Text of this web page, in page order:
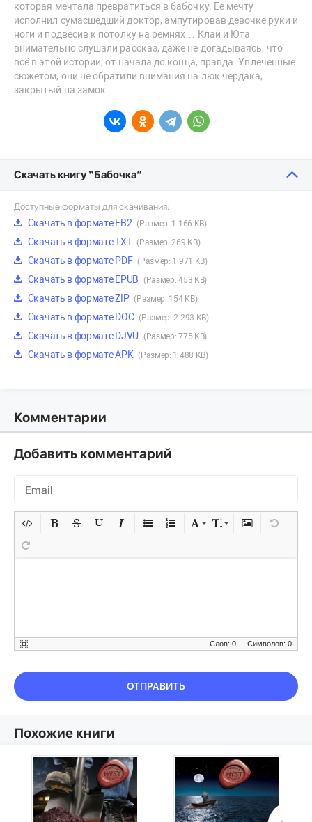
которая мечтала превратиться в бабочку. Ее мечту
исполнил сумасшедший доктор, ампутировав девочке руки и
ноги и подвесив к потолку на ремнях… Клай и Юта
внимательно слушали рассказ, даже не догадываясь, что
всё в этой истории, от начала до конца, правда. Увлеченные
сюжетом, они не обратили внимания на люк чердака,
закрытый на замок…
Скачать книгу “Бабочка”
Доступные форматы для скачивания:
Скачать в формате FB2 (Размер: 1 166 KB)
Скачать в формате TXT (Размер: 269 KB)
Скачать в формате PDF (Размер: 1 971 KB)
Скачать в формате EPUB (Размер: 453 KB)
Скачать в формате ZIP (Размер: 154 KB)
Скачать в формате DOC (Размер: 2 293 KB)
Скачать в формате DJVU (Размер: 775 KB)
Скачать в формате APK (Размер: 1 488 KB)
Комментарии
Добавить комментарий
Символов: 0
Слов: 0
ОТПРАВИТЬ
Похожие книги